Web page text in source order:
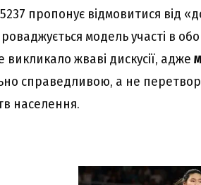
пропонує відмовитися від
модель участі в
жваві дискусії, адже
справедливою, а не
населення.